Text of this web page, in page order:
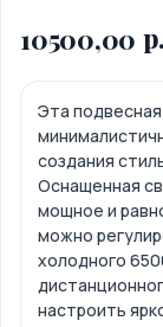
10500,00 р.
Эта
создания
Оснащенная
мощное и
можно
холодного
настроить